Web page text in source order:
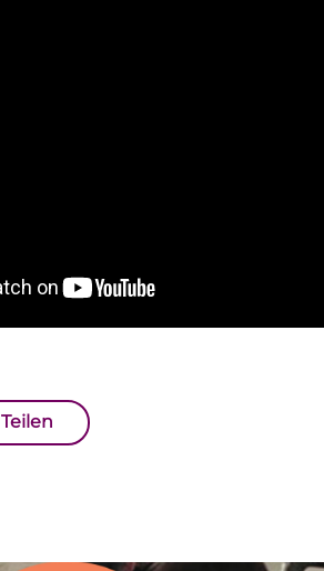
Teilen